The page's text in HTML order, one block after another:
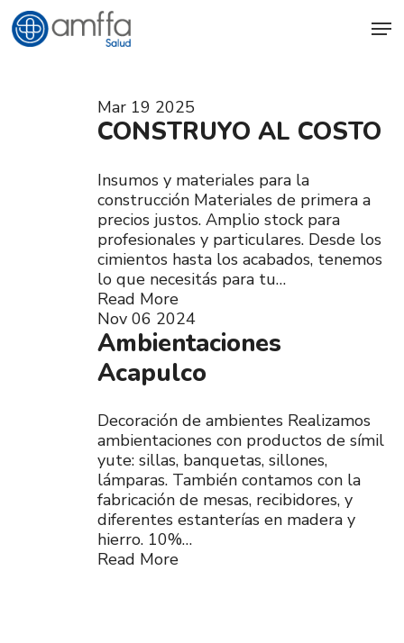
Skip
to
main
Mar 19 2025
CONSTRUYO AL COSTO
Insumos y materiales para la
construcción Materiales de primera a
precios justos. Amplio stock para
profesionales y particulares. Desde los
cimientos hasta los acabados, tenemos
lo que necesitás para tu…
Read More
Nov 06 2024
Ambientaciones
Acapulco
Decoración de ambientes Realizamos
ambientaciones con productos de símil
yute: sillas, banquetas, sillones,
lámparas. También contamos con la
fabricación de mesas, recibidores, y
diferentes estanterías en madera y
hierro. 10%…
Read More